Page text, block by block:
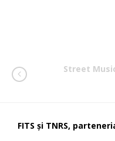
Street
FITS și TNRS,